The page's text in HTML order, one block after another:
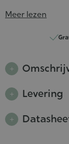
Meer lezen
Levering